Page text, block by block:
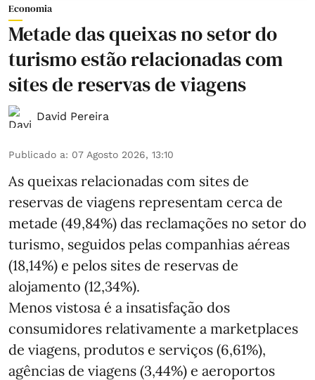
Economia
Metade das queixas no setor do
turismo estão relacionadas com
sites de reservas de viagens
David Pereira
Publicado a: 07 Agosto 2026, 13:10
As queixas relacionadas com sites de
reservas de viagens representam cerca de
metade (49,84%) das reclamações no setor do
turismo, seguidos pelas companhias aéreas
(18,14%) e pelos sites de reservas de
alojamento (12,34%).
Menos vistosa é a insatisfação dos
consumidores relativamente a marketplaces
de viagens, produtos e serviços (6,61%),
agências de viagens (3,44%) e aeroportos